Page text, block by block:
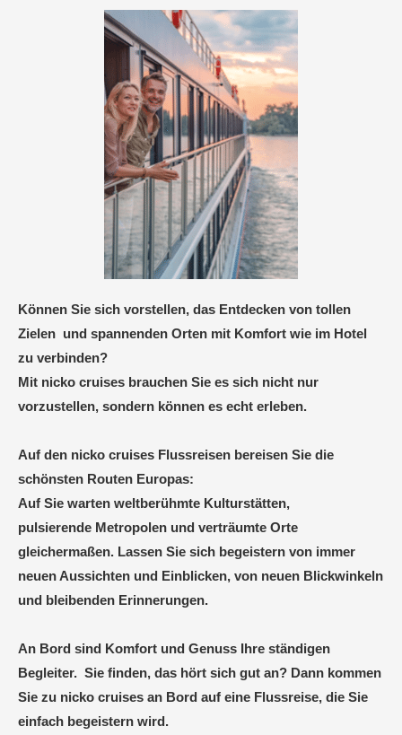
Können Sie sich vorstellen, das Entdecken von tollen
Zielen und spannenden Orten mit Komfort wie im Hotel
zu verbinden?
Mit nicko cruises brauchen Sie es sich nicht nur
vorzustellen, sondern können es echt erleben.
Auf den nicko cruises Flussreisen bereisen Sie die
schönsten Routen Europas:
Auf Sie warten weltberühmte Kulturstätten,
pulsierende Metropolen und verträumte Orte
gleichermaßen. Lassen Sie sich begeistern von immer
neuen Aussichten und Einblicken, von neuen Blickwinkeln
und bleibenden Erinnerungen.
An Bord sind Komfort und Genuss Ihre ständigen
Begleiter. Sie finden, das hört sich gut an? Dann kommen
Sie zu nicko cruises an Bord auf eine Flussreise, die Sie
einfach begeistern wird.